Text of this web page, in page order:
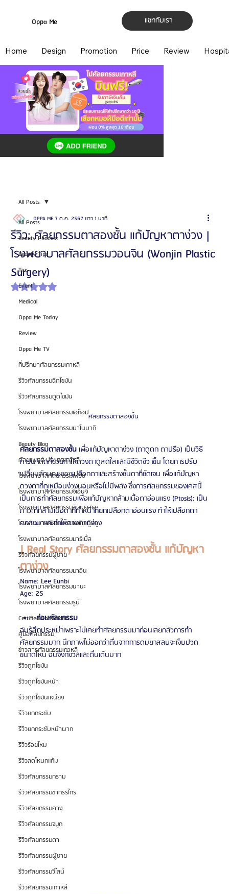
แชทกับเรา
Oppa Me
Home Design Promotion Price Review
All Posts
Beauty Podcast
Beauty Tips
Tips
Event
Medical
Oppa Me Today
Review
Oppa Me TV
ที่ปรึกษาศัลยกรรมเกาหลี
รีวิวศัลยกรรมฉีดไขมัน
รีวิวศัลยกรรมดูดไขมัน
โรงพยาบาลศัลยกรรมเอท็อป
โรงพยาบาลศัลยกรรมบาโนบากิ
Beauty Blog
ศัลยแพทย์ ประเทศเกาหลี
โรงพยาบาลศัลยกรรมเฟรช
โรงพยาบาลศัลยกรรมจีเอ็นจี
โรงพยาบาลศัลยกรรมอิมเมจอัพ
โรงพยาบาลศัลยกรรมเจดับเบิลยู
โรงพยาบาลศัลยกรรมมาร์เบิ้ล
รีวิวศัลยกรรมผู้ชาย
โรงพยาบาลศัลยกรรมมาอิน
โรงพยาบาลศัลยกรรมนานะ
โรงพยาบาลศัลยกรรมรูบี
Certified Consultant
คู่มือศัลยกรรม
ข่าวสารศัลยกรรมเกาหลี
รีวิวดูดไขมัน
รีวิวดูดไขมันหน้า
รีวิวดูดไขมันเหนียง
รีวิวยกกระชับ
รีวิวยกกระชับหน้าผาก
รีวิวร้อยไหม
รีวิวลดโหนกแก้ม
รีวิวศัลยกรรมกราม
รีวิวศัลยกรรมขากรรไกร
รีวิวศัลยกรรมคาง
รีวิวศัลยกรรมจมูก
รีวิวศัลยกรรมตา
รีวิวศัลยกรรมผู้ชาย
รีวิวศัลยกรรมวีไลน์
รีวิวศัลยกรรมเกาหลี
All Posts
รีวิว: ศัลยกรรมตาสองชั้น แก้ปัญหาตาง่วง |
โรงพยาบาลศัลยกรรมวอนจิน (Wonjin Plastic
Surgery)
OPPA ME 7 ต.ค. 2567 ยาว 1 นาที
ได้รับ NaN เต็ม 5 ดาว
ศัลยกรรมตาสองชั้น
ศัลยกรรมตาสองชั้น เพื่อแก้ปัญหาตาง่วง (ตาดูตก ตาปรือ) เป็นวิธี
การผ่าตัดที่ช่วยทำให้ดวงตาดูสดใสและมีชีวิตชีวาขึ้น โดยการปรับ
เปลี่ยนลักษณะของเปลือกตาและสร้างชั้นตาที่ชัดเจน เพื่อแก้ปัญหา
ดวงตาที่ดูเหมือนง่วงนอนหรือไม่มีพลัง ซึ่งการศัลยกรรมของเคสนี้
เป็นการทำศัลยกรรมเพื่อแก้ปัญหากล้ามเนื้อตาอ่อนแรง (Ptosis): เป็น
ภาวะที่กล้ามเนื้อตาที่ทำหน้าที่ยกเปลือกตาอ่อนแรง ทำให้เปลือกตา
ตกลงมาและทำให้ดวงตาดูง่วง
| Real Story ศัลยกรรมตาสองชั้น แก้ปัญหา
ตาง่วง
Name: Lee Eunbi
Age: 25
ก่อนศัลยกรรม
ฉันรู้สึกประหม่าเพราะไม่เคยทำศัลยกรรมมาก่อนเลยกลัวการทำ
ศัลยกรรมมาก นึกภาพไม่ออกว่าตื่นจากการดมยาสลบจะเจ็บปวด
ขนาดไหน ฉันจึงกังวลและตื่นเต้นมาก